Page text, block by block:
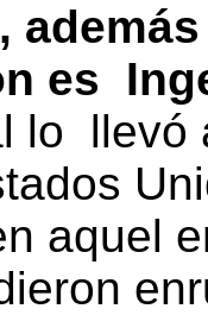
es
lo llevó
aquel